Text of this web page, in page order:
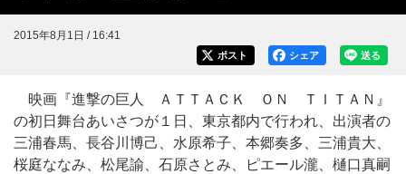
2015年8月1日 / 16:41
送る
シェア
ポスト
映画『進撃の巨人 ＡＴＴＡＣＫ ＯＮ ＴＩＴＡＮ』
の初日舞台あいさつが１日、東京都内で行われ、出演者の
三浦春馬、長谷川博己、水原希子、本郷奏多、三浦貴大、
桜庭ななみ、松尾諭、石原さとみ、ピエール瀧、樋口真嗣